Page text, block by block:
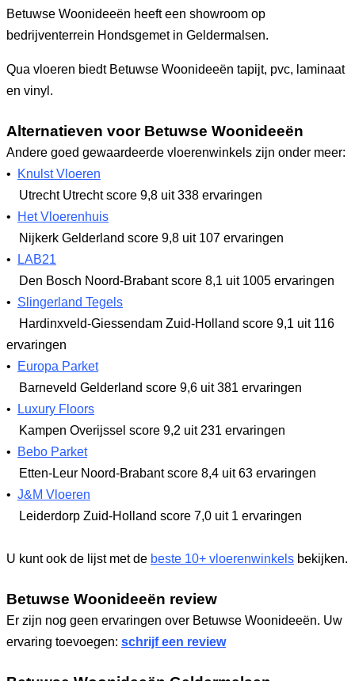
Betuwse Woonideeën heeft een showroom op
bedrijventerrein Hondsgemet in Geldermalsen.
Qua vloeren biedt Betuwse Woonideeën tapijt, pvc, laminaat
en vinyl.
Alternatieven voor Betuwse Woonideeën
Andere goed gewaardeerde vloerenwinkels zijn onder meer:
•
Knulst Vloeren
Utrecht Utrechtscore 9,8 uit 338 ervaringen
•
Het Vloerenhuis
Nijkerk Gelderland score 9,8 uit 107 ervaringen
•
LAB21
Den Bosch Noord-Brabantscore 8,1 uit 1005 ervaringen
• Slingerland Tegels
Hardinxveld-Giessendam Zuid-Holland score 9,1 uit 116
ervaringen
•
Europa Parket
Barneveld Gelderland score 9,6 uit 381 ervaringen
•
Luxury Floors
Kampen Overijssel score 9,2 uit 231 ervaringen
•
Bebo Parket
Etten-Leur Noord-Brabantscore 8,4 uit 63 ervaringen
• J&M Vloeren
Leiderdorp Zuid-Holland score 7,0 uit 1 ervaringen
U kunt ook de lijst met de beste 10+ vloerenwinkels bekijken.
Betuwse Woonideeën review
Er zijn nog geen ervaringen over Betuwse Woonideeën. Uw
ervaring toevoegen: schrijf een review